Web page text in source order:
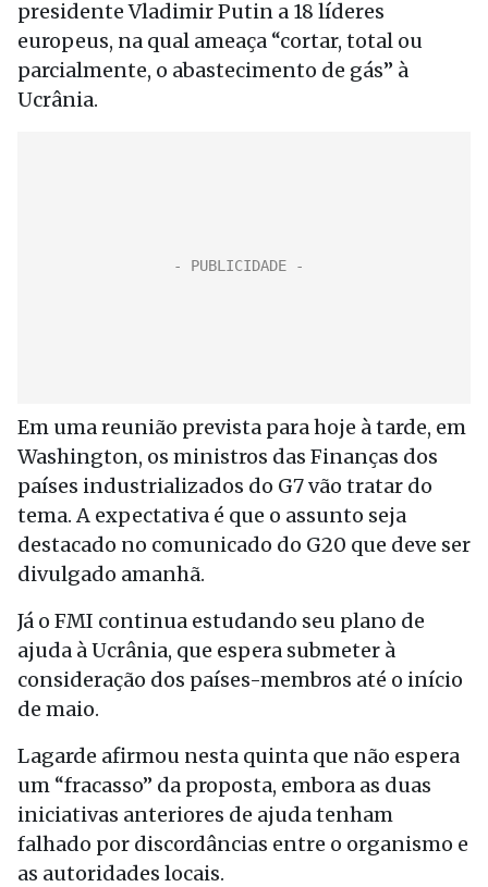
presidente Vladimir Putin a 18 líderes
europeus, na qual ameaça “cortar, total ou
parcialmente, o abastecimento de gás” à
Ucrânia.
Em uma reunião prevista para hoje à tarde, em
Washington, os ministros das Finanças dos
países industrializados do G7 vão tratar do
tema. A expectativa é que o assunto seja
destacado no comunicado do G20 que deve ser
divulgado amanhã.
Já o FMI continua estudando seu plano de
ajuda à Ucrânia, que espera submeter à
consideração dos países-membros até o início
de maio.
Lagarde afirmou nesta quinta que não espera
um “fracasso” da proposta, embora as duas
iniciativas anteriores de ajuda tenham
falhado por discordâncias entre o organismo e
as autoridades locais.